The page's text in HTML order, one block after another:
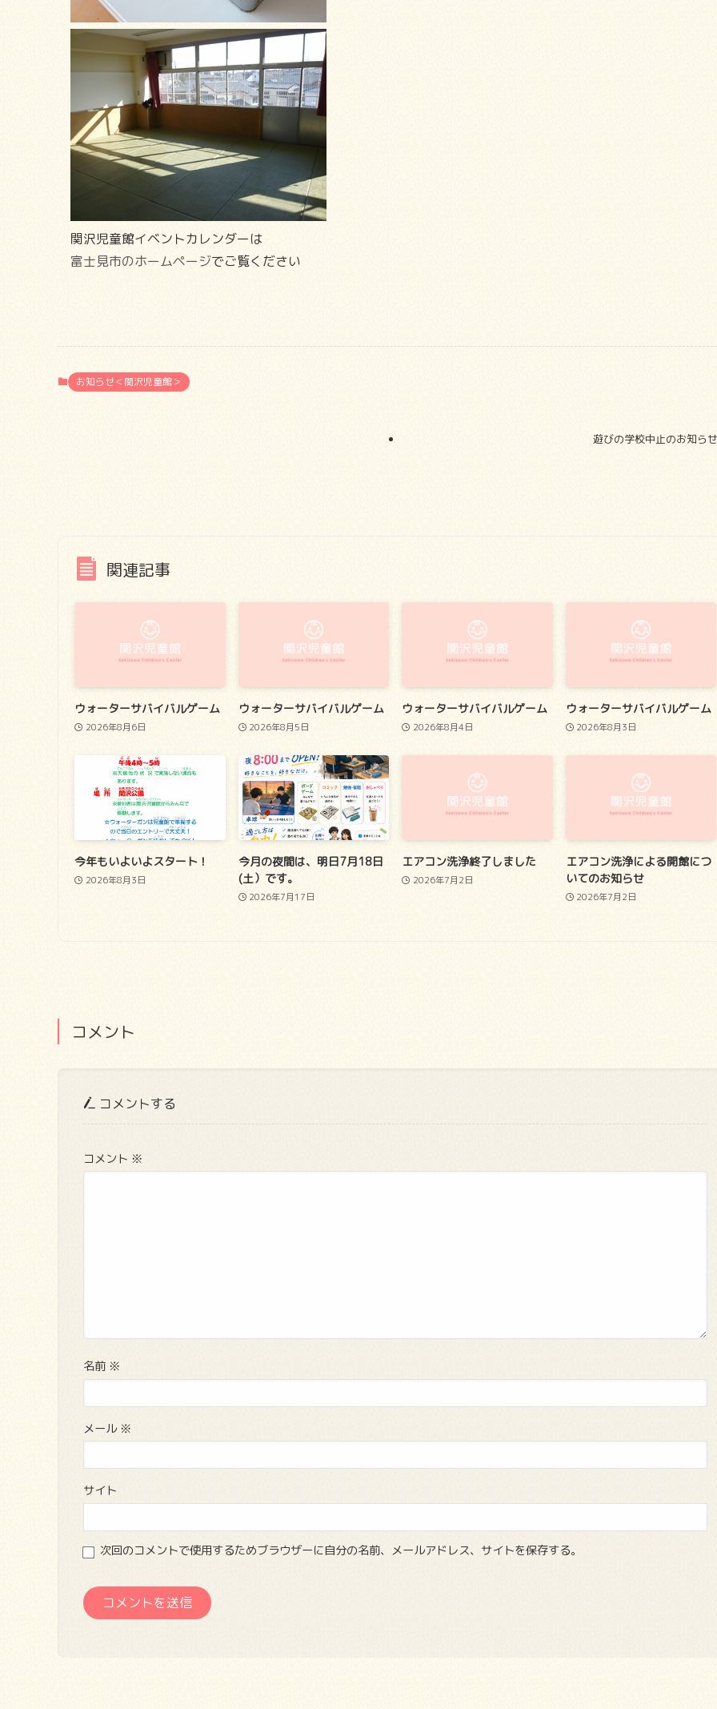
関沢児童館イベントカレンダーは
富士見市のホームページでご覧ください
お知らせ＜関沢児童館＞
遊びの学校中止のお知らせ
関連記事
ウォーターサバイバルゲーム
2026年8月6日
ウォーターサバイバルゲーム
2026年8月5日
ウォーターサバイバルゲーム
2026年8月4日
ウォーターサバイバルゲーム
2026年8月3日
今年もいよいよスタート！
2026年8月3日
今月の夜間は、明日7月18日
(土）です。
2026年7月17日
エアコン洗浄終了しました
2026年7月2日
エアコン洗浄による開館につ
いてのお知らせ
2026年7月2日
コメント
コメントする
コメント ※
名前 ※
メール ※
サイト
次回のコメントで使用するためブラウザーに自分の名前、メールアドレス、サイトを保存する。